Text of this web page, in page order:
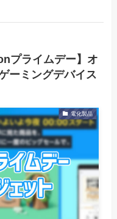
プライムデー】オ
ーミングデバイス
電化製品